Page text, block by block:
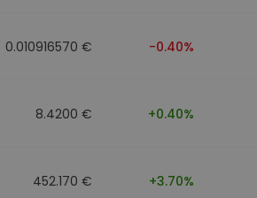
0.010916570 € -0.40%
8.4200 € +0.40%
452.170 € +3.70%